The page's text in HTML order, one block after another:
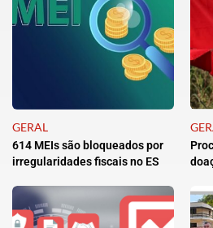
GERAL
614 MEIs são bloqueados por
irregularidades fiscais no ES